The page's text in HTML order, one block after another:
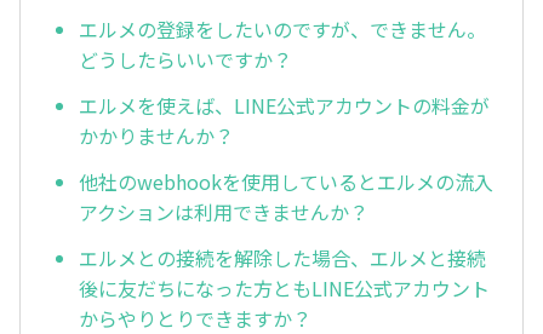
エルメの登録をしたいのですが、できません。
どうしたらいいですか？
エルメを使えば、LINE公式アカウントの料金が
かかりませんか？
他社のwebhookを使用しているとエルメの流入
アクションは利用できませんか？
エルメとの接続を解除した場合、エルメと接続
後に友だちになった方ともLINE公式アカウント
からやりとりできますか？